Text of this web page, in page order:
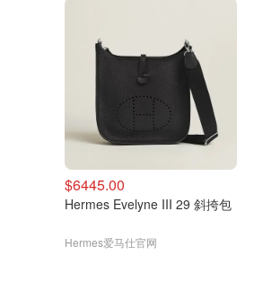
$6445.00
Hermes Evelyne III 29 斜挎包
Hermes爱马仕官网